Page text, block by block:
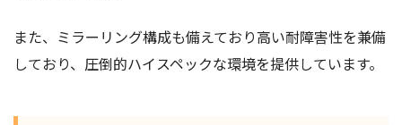
また、ミラーリング構成も備えており高い耐障害性を兼備
しており、圧倒的ハイスペックな環境を提供しています。